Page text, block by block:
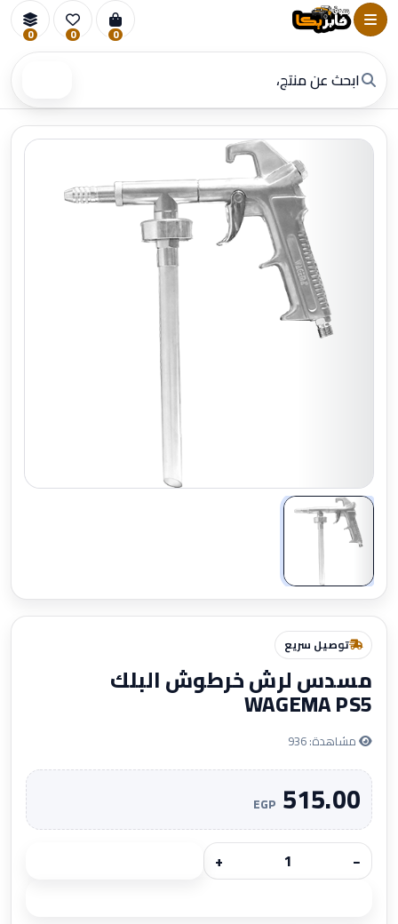
0
0
0
تكبير
توصيل سريع
مسدس لرش خرطوش البلك
WAGEMA PS5
مشاهدة: 936
515.00
EGP
−
+